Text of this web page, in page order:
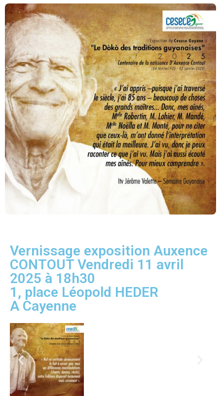
Vernissage exposition Auxence
CONTOUT Vendredi 11 avril
2025 à 18h30
1, place Léopold HEDER
A Cayenne